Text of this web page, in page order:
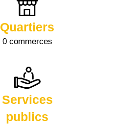
Quartiers
0 commerces
Services
publics